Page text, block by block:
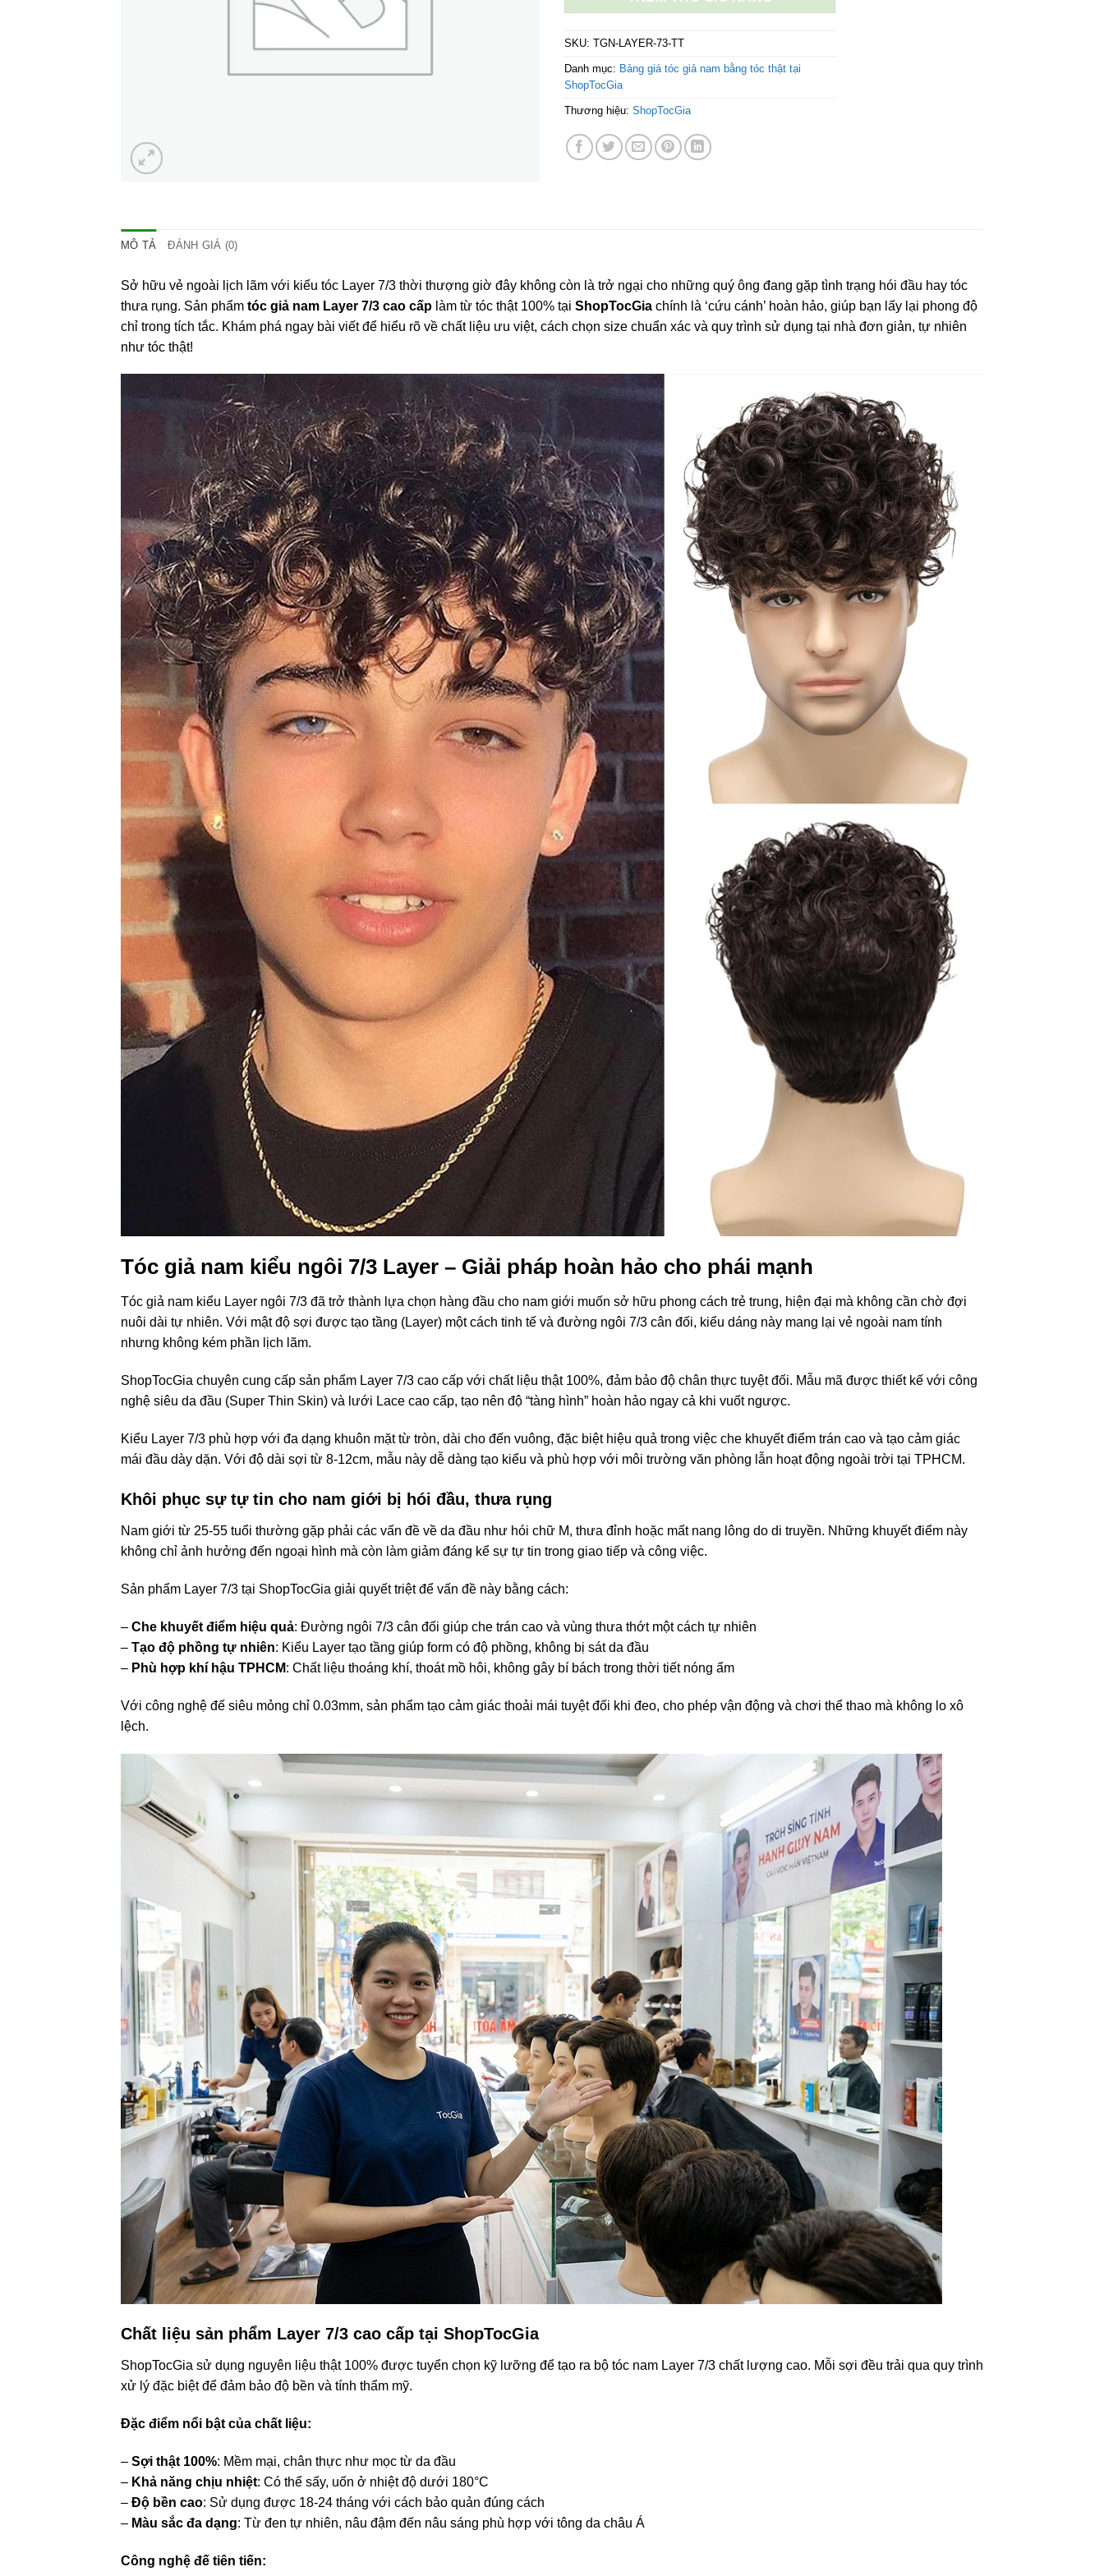
SKU: TGN-LAYER-73-TT
Danh mục: Bảng giá tóc giả nam bằng tóc thật tại
ShopTocGia
Thương hiệu: ShopTocGia
MÔ TẢ ĐÁNH GIÁ (0)
Sở hữu vẻ ngoài lịch lãm với kiểu tóc Layer 7/3 thời thượng giờ đây không còn là trở ngại cho những quý ông đang gặp tình trạng hói đầu hay tóc
thưa rụng. Sản phẩm tóc giả nam Layer 7/3 cao cấp làm từ tóc thật 100% tại ShopTocGia chính là ‘cứu cánh’ hoàn hảo, giúp bạn lấy lại phong độ
chỉ trong tích tắc. Khám phá ngay bài viết để hiểu rõ về chất liệu ưu việt, cách chọn size chuẩn xác và quy trình sử dụng tại nhà đơn giản, tự nhiên
như tóc thật!
Tóc giả nam kiểu ngôi 7/3 Layer – Giải pháp hoàn hảo cho phái mạnh
Tóc giả nam kiểu Layer ngôi 7/3 đã trở thành lựa chọn hàng đầu cho nam giới muốn sở hữu phong cách trẻ trung, hiện đại mà không cần chờ đợi
nuôi dài tự nhiên. Với mật độ sợi được tạo tầng (Layer) một cách tinh tế và đường ngôi 7/3 cân đối, kiểu dáng này mang lại vẻ ngoài nam tính
nhưng không kém phần lịch lãm.
ShopTocGia chuyên cung cấp sản phẩm Layer 7/3 cao cấp với chất liệu thật 100%, đảm bảo độ chân thực tuyệt đối. Mẫu mã được thiết kế với công
nghệ siêu da đầu (Super Thin Skin) và lưới Lace cao cấp, tạo nên độ “tàng hình” hoàn hảo ngay cả khi vuốt ngược.
Kiểu Layer 7/3 phù hợp với đa dạng khuôn mặt từ tròn, dài cho đến vuông, đặc biệt hiệu quả trong việc che khuyết điểm trán cao và tạo cảm giác
mái đầu dày dặn. Với độ dài sợi từ 8-12cm, mẫu này dễ dàng tạo kiểu và phù hợp với môi trường văn phòng lẫn hoạt động ngoài trời tại TPHCM.
Khôi phục sự tự tin cho nam giới bị hói đầu, thưa rụng
Nam giới từ 25-55 tuổi thường gặp phải các vấn đề về da đầu như hói chữ M, thưa đỉnh hoặc mất nang lông do di truyền. Những khuyết điểm này
không chỉ ảnh hưởng đến ngoại hình mà còn làm giảm đáng kể sự tự tin trong giao tiếp và công việc.
Sản phẩm Layer 7/3 tại ShopTocGia giải quyết triệt để vấn đề này bằng cách:
– Che khuyết điểm hiệu quả: Đường ngôi 7/3 cân đối giúp che trán cao và vùng thưa thớt một cách tự nhiên
– Tạo độ phồng tự nhiên: Kiểu Layer tạo tầng giúp form có độ phồng, không bị sát da đầu
– Phù hợp khí hậu TPHCM: Chất liệu thoáng khí, thoát mồ hôi, không gây bí bách trong thời tiết nóng ẩm
Với công nghệ đế siêu mỏng chỉ 0.03mm, sản phẩm tạo cảm giác thoải mái tuyệt đối khi đeo, cho phép vận động và chơi thể thao mà không lo xô
lệch.
Chất liệu sản phẩm Layer 7/3 cao cấp tại ShopTocGia
ShopTocGia sử dụng nguyên liệu thật 100% được tuyển chọn kỹ lưỡng để tạo ra bộ tóc nam Layer 7/3 chất lượng cao. Mỗi sợi đều trải qua quy trình
xử lý đặc biệt để đảm bảo độ bền và tính thẩm mỹ.
Đặc điểm nổi bật của chất liệu:
– Sợi thật 100%: Mềm mại, chân thực như mọc từ da đầu
– Khả năng chịu nhiệt: Có thể sấy, uốn ở nhiệt độ dưới 180°C
– Độ bền cao: Sử dụng được 18-24 tháng với cách bảo quản đúng cách
– Màu sắc đa dạng: Từ đen tự nhiên, nâu đậm đến nâu sáng phù hợp với tông da châu Á
Công nghệ đế tiên tiến: